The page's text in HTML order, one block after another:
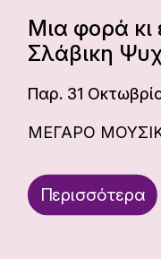
Μια φορά κι
Σλάβικη
Παρ. 31
ΜΕΓΑΡΟ
Περισσότερα